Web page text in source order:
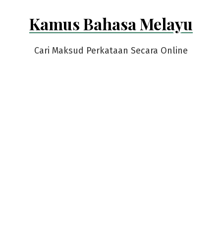
Kamus Bahasa Melayu
Cari Maksud Perkataan Secara Online